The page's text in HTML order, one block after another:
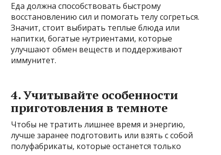
Еда должна способствовать быстрому
восстановлению сил и помогать телу согреться.
Значит, стоит выбирать теплые блюда или
напитки, богатые нутриентами, которые
улучшают обмен веществ и поддерживают
иммунитет.
4. Учитывайте особенности
приготовления в темноте
Чтобы не тратить лишнее время и энергию,
лучше заранее подготовить или взять с собой
полуфабрикаты, которые останется только